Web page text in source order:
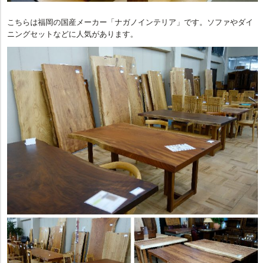
こちらは福岡の国産メーカー「ナガノインテリア」です。ソファやダイ
ニングセットなどに人気があります。